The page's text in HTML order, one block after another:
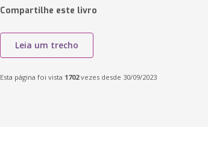
Compartilhe este livro
Leia um trecho
Esta página foi vista 1702vezes desde 30/09/2023